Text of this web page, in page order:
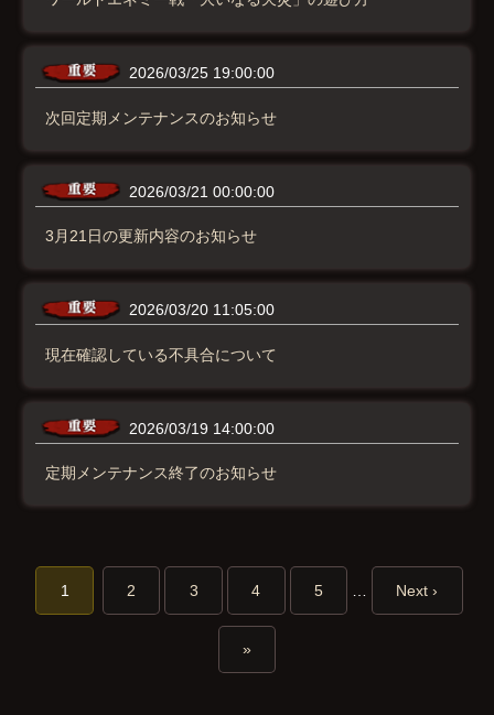
2026/03/25 19:00:00
次回定期メンテナンスのお知らせ
2026/03/21 00:00:00
3月21日の更新内容のお知らせ
2026/03/20 11:05:00
現在確認している不具合について
2026/03/19 14:00:00
定期メンテナンス終了のお知らせ
1 2 3 4 5 Next ›
»